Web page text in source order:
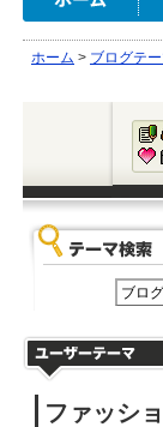
ホーム > ブログテ
ファッシ